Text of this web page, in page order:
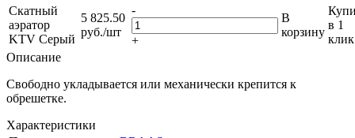
Скатный
аэратор
KTV Серый
5 825.50
руб./шт
-
+
В
корзину
в 1
клик
Описание
Свободно укладывается или механически крепится к
обрешетке.
Характеристики